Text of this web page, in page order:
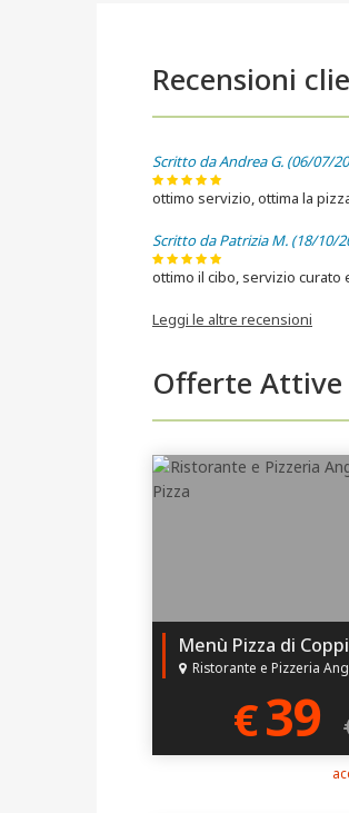
Recensioni
Scritto da Andrea G. (06/07/
ottimo servizio, ottima la
Scritto da Patrizia M. (18/10/
ottimo il cibo, servizio curato
Leggi le altre recensioni
Offerte Attive
Ristorante e Pizzeria Angolo45 -
€39